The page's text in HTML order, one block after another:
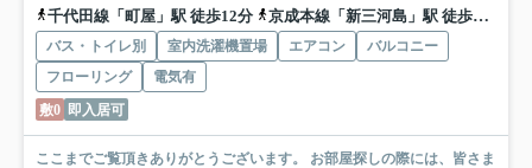
千代田線「町屋」駅 徒歩12分
京成本線「新三河島」駅 徒歩13分
バス・トイレ別 室内洗濯機置場 エアコン
バルコニー
フローリング
電気有
敷0 即入居可
ここまでご覧頂きありがとうございます。 お部屋探しの際には、皆さま